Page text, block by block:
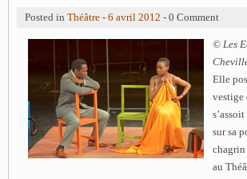
Posted in Théâtre - 6 avril 2012 - 0 Comment
© Les
Elle
vestige
sur sa
chagrin
au